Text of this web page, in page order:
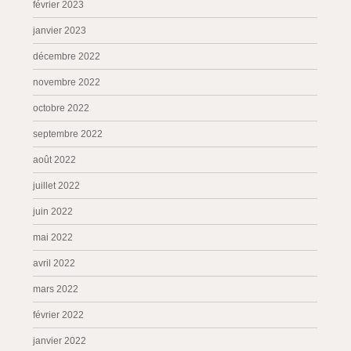
février 2023
janvier 2023
décembre 2022
novembre 2022
octobre 2022
septembre 2022
août 2022
juillet 2022
juin 2022
mai 2022
avril 2022
mars 2022
février 2022
janvier 2022